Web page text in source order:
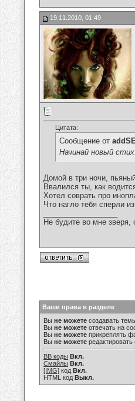
19.11.2010, 01:49
Цитата:
Сообщение от
Начинай новый
Домой в три ночи,
Ввалился ты, как
Хотел соврать про
Что нагло тебя сперли
Не будите во мне зверя,
Ваши права в разделе
Вы не можете создавать
Вы не можете отвечать на
Вы не можете прикреплять
Вы не можете
BB коды Вкл.
Смайлы Вкл.
[IMG] код Вкл.
HTML код Выкл.